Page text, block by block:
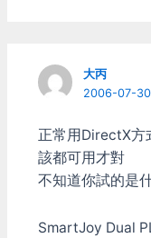
大丙
2006-07-
正常用DirectX方
該都可用才對
不知道你試的是
SmartJoy Dual